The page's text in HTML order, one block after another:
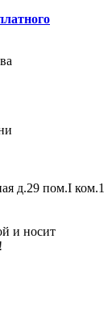
д.29 пом.I ком.1
и носит